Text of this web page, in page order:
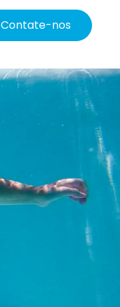
Contate-nos